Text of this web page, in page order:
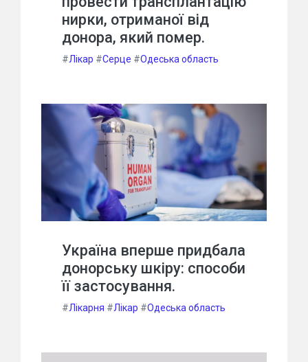
нирки, отриманої від
донора, який помер.
#Лікар #Серце #Одеська область
Україна вперше придбала
донорську шкіру: способи
її застосування.
#Лікарня #Лікар #Одеська область